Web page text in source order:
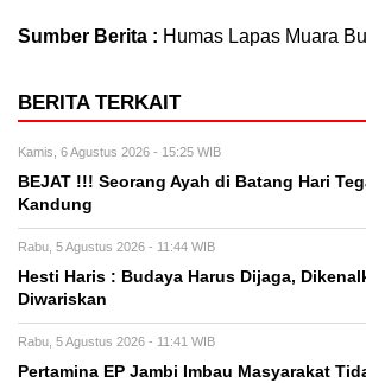
Sumber Berita : Humas Lapas Muara
BERITA TERKAIT
Kamis, 6 Agustus 2026 - 15:25 WIB
BEJAT !!! Seorang Ayah di Batang Hari
Kandung
Rabu, 5 Agustus 2026 - 11:44 WIB
Hesti Haris : Budaya Harus Dijaga,
Diwariskan
Rabu, 5 Agustus 2026 - 11:41 WIB
Pertamina EP Jambi Imbau Masyarakat